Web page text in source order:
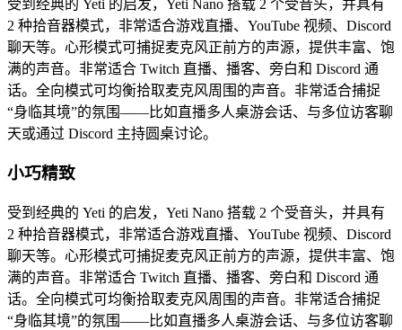
受到经典的 Yeti 的启发，Yeti Nano 搭载 2 个受音头，并具有
2 种拾音器模式，非常适合游戏直播、YouTube 视频、Discord
聊天等。心形模式可捕捉麦克风正前方的声源，提供丰富、饱
满的声音。非常适合 Twitch 直播、播客、旁白和 Discord 通
话。全向模式可均衡拾取麦克风周围的声音。非常适合捕捉
“身临其境”的氛围——比如直播多人桌游会话、与多位访客聊
天或通过 Discord 主持圆桌讨论。
小巧精致
受到经典的 Yeti 的启发，Yeti Nano 搭载 2 个受音头，并具有
2 种拾音器模式，非常适合游戏直播、YouTube 视频、Discord
聊天等。心形模式可捕捉麦克风正前方的声源，提供丰富、饱
满的声音。非常适合 Twitch 直播、播客、旁白和 Discord 通
话。全向模式可均衡拾取麦克风周围的声音。非常适合捕捉
“身临其境”的氛围——比如直播多人桌游会话、与多位访客聊